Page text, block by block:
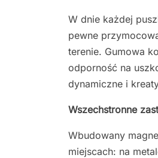
W dnie każdej
pewne
terenie. Gumowa
odporność na
dynamiczne i
Wszechstronne
Wbudowany
miejscach: na